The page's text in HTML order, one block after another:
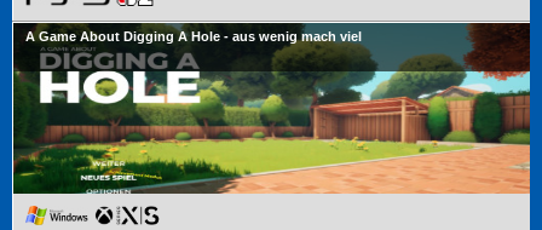
A Game About Digging A Hole - aus wenig mach viel